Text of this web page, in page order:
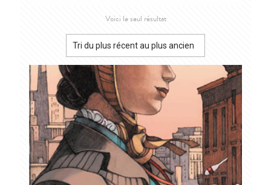
Voici le seul résultat